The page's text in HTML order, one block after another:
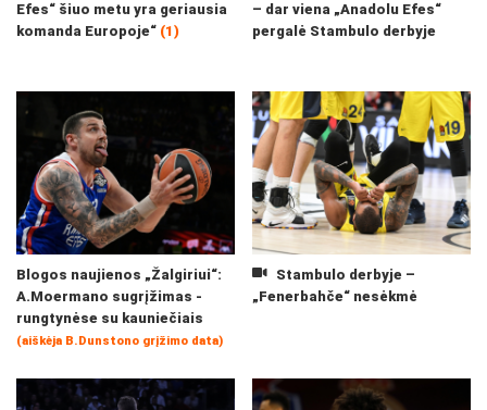
Efes“ šiuo metu yra geriausia
komanda Europoje“ (1)
– dar viena „Anadolu Efes“
pergalė Stambulo derbyje
Blogos naujienos „Žalgiriui“:
A.Moermano sugrįžimas -
rungtynėse su kauniečiais
(aiškėja B.Dunstono grįžimo data)
Stambulo derbyje –
„Fenerbahče“ nesėkmė